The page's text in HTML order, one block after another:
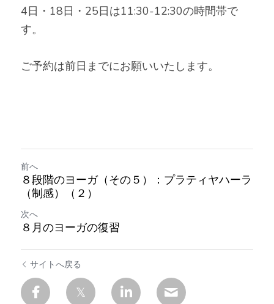
4日・18日・25日は11:30-12:30の時間帯で
す。
ご予約は前日までにお願いいたします。
前へ
８段階のヨーガ（その５）：プラティヤハーラ
（制感）（２）
次へ
８月のヨーガの復習
サイトへ戻る